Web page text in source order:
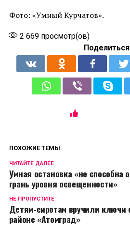
Фото: «Умный Курчатов».
2 669просмотр(ов)
ПОХОЖИЕ ТЕМЫ:
ЧИТАЙТЕ ДАЛЕЕ
Умная остановка «не способна
грань уровня освещенности»
НЕ ПРОПУСТИТЕ
Детям-сиротам вручили ключи
районе «Атомград»